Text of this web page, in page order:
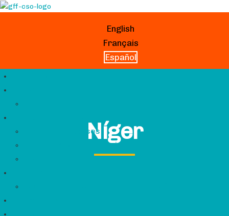
English
Français
Español
Perfiles de países
Intercambio de conocimientos
Níger